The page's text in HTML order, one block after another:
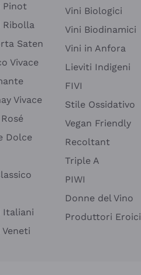
Pinot
Ribolla
Saten
Vivace
Vivace
Dolce
Italiani
Vini Biologici
Vini Biodinamici
Vini in Anfora
Lieviti Indigeni
FIVI
Stile Ossidativo
Vegan Friendly
Recoltant
Triple A
PIWI
Donne del Vino
Produttori Eroici